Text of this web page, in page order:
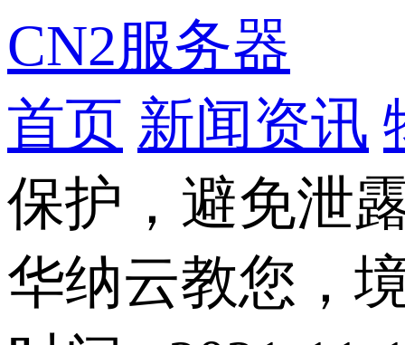
CN2服务器
首页 新闻资讯
保护，避免泄
华纳云教您，